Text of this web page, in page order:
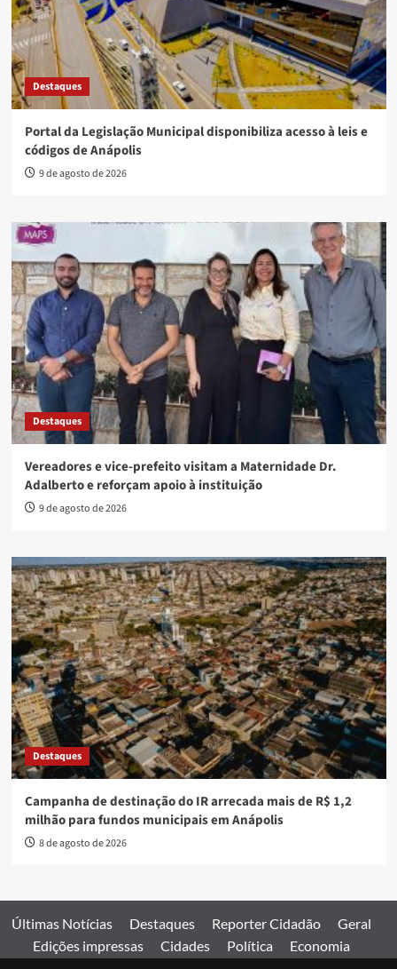
Destaques
Portal da Legislação Municipal disponibiliza acesso à leis e
códigos de Anápolis
9 de agosto de 2026
Destaques
Vereadores e vice-prefeito visitam a Maternidade Dr.
Adalberto e reforçam apoio à instituição
9 de agosto de 2026
Destaques
Campanha de destinação do IR arrecada mais de R$ 1,2
milhão para fundos municipais em Anápolis
8 de agosto de 2026
Últimas Notícias Destaques Reporter Cidadão
Geral
Edições impressas
Cidades Política
Economia